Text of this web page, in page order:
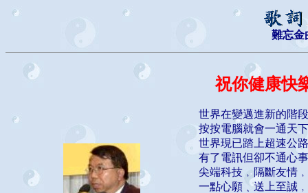
難忘金
祝你健康快
世界在變邁進新的階
按按電腦就會一通天
世界現已踏上超速公
有了電訊但卻不通心
尖端科技﹐隔斷友情
一點心願﹑送上至誠